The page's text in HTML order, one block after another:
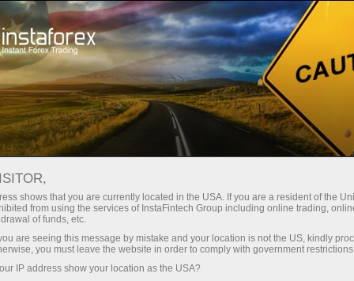
Трейдерам Форекс аналітика
Форекс-огляди
Технический анализ
06.12.2024 04:29
Прогноз по AUD/USD на 6 декабря
2024 года
shows that you are currently located in the USA. If you are a resident of the
from using the services of InstaFintech Group including online trading,
of funds, etc.
are seeing this message by mistake and your location is not the US, kindly
you must leave the website in order to comply with government
IP address show your location as the USA?